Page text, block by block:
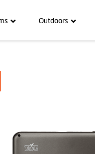
Outdoors